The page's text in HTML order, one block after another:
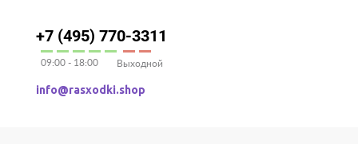
+7 (495) 770-3311
09:00 - 18:00 Выходной
info@rasxodki.shop